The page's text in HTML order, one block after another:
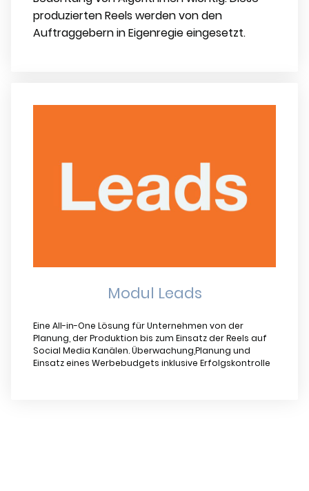
produzierten Reels werden von den
Auftraggebern in Eigenregie eingesetzt.
Modul Leads
Eine All-in-One Lösung für Unternehmen von der
Planung, der Produktion bis zum Einsatz der Reels auf
Social Media Kanälen. Überwachung,Planung und
Einsatz eines Werbebudgets inklusive Erfolgskontrolle